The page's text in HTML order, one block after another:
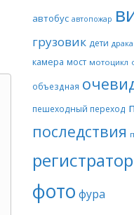
автобус автопожар
грузовик дети драка
камера мост мотоцикл
объездная
пешеходный переход
последствия
регистратор
фото фура